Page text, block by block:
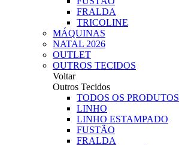
FRALDA
TRICOLINE
MÁQUINAS
NATAL 2026
OUTLET
OUTROS TECIDOS
Voltar
Outros Tecidos
TODOS OS PRODUTOS
LINHO
LINHO ESTAMPADO
FUSTÃO
FRALDA